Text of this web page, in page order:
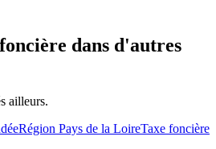
dans d'autres
ailleurs.
Région Pays de la LoireTaxe foncière